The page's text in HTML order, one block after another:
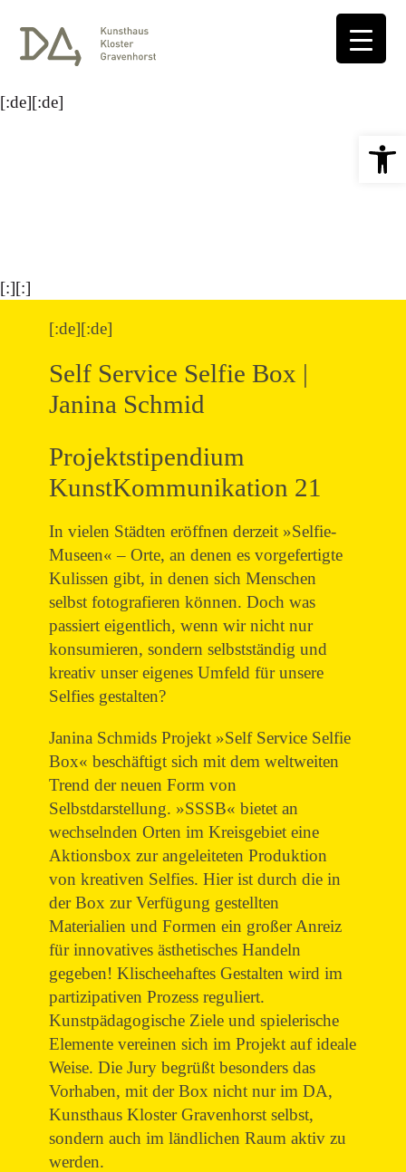
[:de][:de]
[:][:]
[:de][:de]
Self Service Selfie Box |
Janina Schmid
Projektstipendium
KunstKommunikation 21
In vielen Städten eröffnen derzeit »Selfie-
Museen« – Orte, an denen es vorgefertigte
Kulissen gibt, in denen sich Menschen
selbst fotografieren können. Doch was
passiert eigentlich, wenn wir nicht nur
konsumieren, sondern selbstständig und
kreativ unser eigenes Umfeld für unsere
Selfies gestalten?
Janina Schmids Projekt »Self Service Selfie
Box« beschäftigt sich mit dem weltweiten
Trend der neuen Form von
Selbstdarstellung. »SSSB« bietet an
wechselnden Orten im Kreisgebiet eine
Aktionsbox zur angeleiteten Produktion
von kreativen Selfies. Hier ist durch die in
der Box zur Verfügung gestellten
Materialien und Formen ein großer Anreiz
für innovatives ästhetisches Handeln
gegeben! Klischeehaftes Gestalten wird im
partizipativen Prozess reguliert.
Kunstpädagogische Ziele und spielerische
Elemente vereinen sich im Projekt auf ideale
Weise. Die Jury begrüßt besonders das
Vorhaben, mit der Box nicht nur im DA,
Kunsthaus Kloster Gravenhorst selbst,
sondern auch im ländlichen Raum aktiv zu
werden.